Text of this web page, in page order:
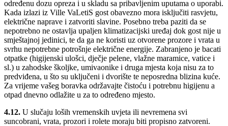
određenu dozu opreza i u skladu sa pribavljenim uputama o uporabi.
Kada izlazi iz Ville VaLetiS gost obavezno mora isključiti rasvjetu,
električne naprave i zatvoriti slavine. Posebno treba paziti da se
nepotrebno ne ostavlja upaljen klimatizacijski uređaj dok gost nije u
smještajnoj jedinici, te da ga ne koristi uz otvorene prozore i vrata u
svrhu nepotrebne potrošnje električne energije. Zabranjeno je bacati
otpatke (higijenski ulošci, dječje pelene, vlažne maramice, vatice i
sl.) u zahodske školjke, umivaonike i druga mjesta koja nisu za to
predviđena, u što su uključeni i dvorište te neposredna blizina kuće.
Za vrijeme vašeg boravka održavajte čistoću i potrebnu higijenu a
otpad dnevno odlažite u za to određeno mjesto.
4.12. U slučaju loših vremenskih uvjeta ili nevremena svi
suncobrani, vrata, prozori i rolete moraju biti propisno zatvoreni.